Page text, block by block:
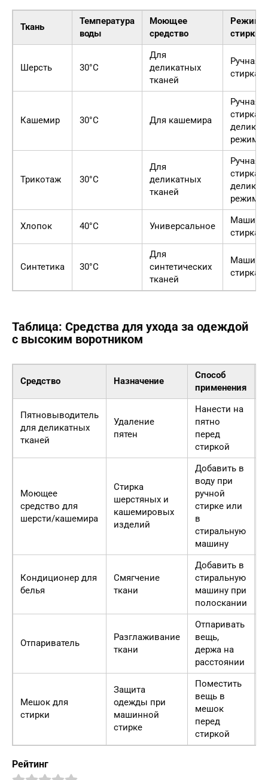
Ткань
Температура
воды
Моющее
средство
Режим
стирки
Шерсть 30°C
Для
деликатных
тканей
Ручная
стирка
Кашемир 30°C Для кашемира
Ручная
стирка
режим
Трикотаж 30°C
Для
деликатных
тканей
Ручная
стирка
режим
Хлопок 40°C Универсальное
стирка
Синтетика 30°C
Для
синтетических
тканей
стирка
Таблица: Средства для ухода за одеждой
с высоким воротником
Средство Назначение
Способ
применения
Пятновыводитель
для деликатных
тканей
Удаление
пятен
Нанести на
пятно
перед
стиркой
Моющее
средство для
шерсти/кашемира
Стирка
шерстяных и
кашемировых
изделий
Добавить в
воду при
ручной
стирке или
в
стиральную
машину
Кондиционер для
белья
Смягчение
ткани
Добавить в
стиральную
машину при
полоскании
Отпариватель
Разглаживание
ткани
Отпаривать
вещь,
держа на
расстоянии
Мешок для
стирки
Защита
одежды при
машинной
стирке
Поместить
вещь в
мешок
перед
стиркой
Рейтинг